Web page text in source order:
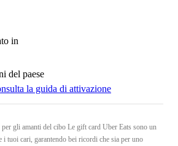
in
del paese
la guida di attivazione
gli amanti del cibo Le gift card Uber Eats sono un
i tuoi cari, garantendo bei ricordi che sia per uno